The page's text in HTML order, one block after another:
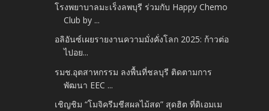
โรงพยาบาลมะเร็งลพบุรี ร่วมกับ Happy Chemo
Club by ...
อลิอันซ์เผยรายงานความมั่งคั่งโลก 2025: ก้าวต่อ
ไปอย...
รมช.อุตสาหกรรม ลงพื้นที่ชลบุรี ติดตามการ
พัฒนา EEC ...
เชิญชิม “โมจิครีมชีสผลไม้สด” สุดฮิต ที่ดิเอมเม